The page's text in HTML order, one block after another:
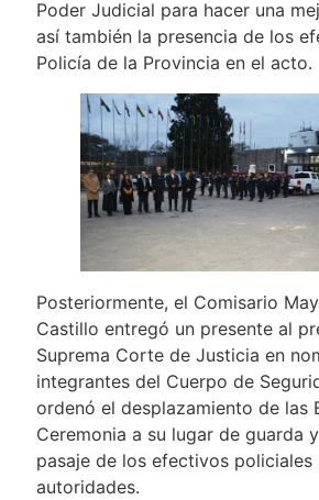
Poder Judicial para hacer una
así también la presencia de los
Policía de la Provincia en el acto.
Posteriormente, el Comisario
Castillo entregó un presente al
Suprema Corte de Justicia en
integrantes del Cuerpo de
ordenó el desplazamiento de las
Ceremonia a su lugar de guarda
pasaje de los efectivos policiales
autoridades.